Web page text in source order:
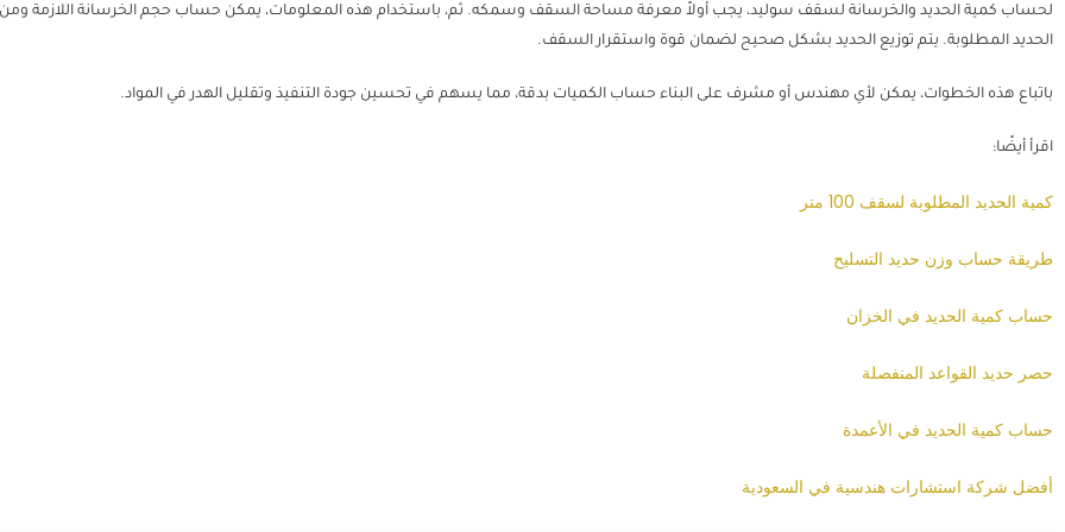
لحساب كمية الحديد والخرسانة لسقف سوليد، يجب أولاً معرفة مساحة السقف وسمكه. ثم، باستخدام هذه المعلومات، يمكن حساب حجم الخرسانة اللازمة
الحديد المطلوبة. يتم توزيع الحديد بشكل صحيح لضمان قوة واستقرار السقف.
باتباع هذه الخطوات، يمكن لأي مهندس أو مشرف على البناء حساب الكميات بدقة، مما يسهم في تحسين جودة التنفيذ وتقليل الهدر في المواد.
اقرأ أيضًا:
كمية الحديد المطلوبة لسقف 100 متر
طريقة حساب وزن حديد التسليح
حساب كمية الحديد في الخزان
حصر حديد القواعد المنفصلة
حساب كمية الحديد في الأعمدة
أفضل شركة استشارات هندسية في السعودية